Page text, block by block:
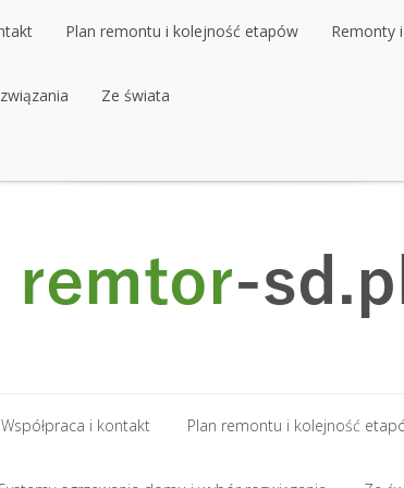
Plan remontu i kolejność etapów
Plan remontu i kolejność etapów
Remonty
Ze świata
Współpraca i kontakt Plan remontu i kolejność